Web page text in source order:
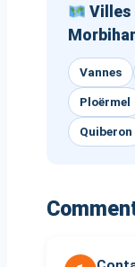
Villes
Vannes
Ploërmel
Quiberon